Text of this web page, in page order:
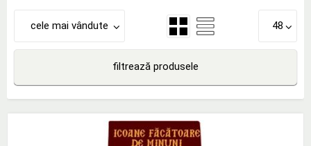
cele mai vândute 48
filtrează produsele